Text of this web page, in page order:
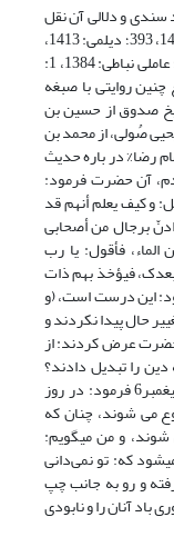
سندی و دلالی آن نقل
شده است (رک: مفید: 1: 26 ابوالصلاح الحلبى: 1404، 393؛ دیلمی: 1413،
2: 3؛ طبرسى: 1403، 2: 355؛ قاسم: 1977، 12: 8؛ عاملى نباطى: 1384، 1:
از منابع چنین روایتی با صبغه
صدوق از حسین بن
صُولی، از محمد بن
رضا% در باره حدیث
آن حضرت فرمود:
و کیف یعلم أنهم قد
یروونَه من أنه6 قال: لیذادنّ برجال من أصحابی
فأقول: یا رب
بعدک، فیؤخذ بهم ذات
این درست است، (و
حال پیدا نکردند و
حضرت عرض کردند: از
دین را تبدیل دادند؟
فرمود: به خاطر آنچه خود روایت کرده‏اند که پیغمبر6 فرمود: در روز
می شوند، چنان که
شوند، و من مى‏گویم:
که: تو نمی‌دانى
و رو به جانب چپ
آنان را و نابودى